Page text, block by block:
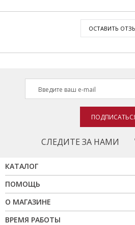
ОСТАВИТЬ
СЛЕДИТЕ ЗА НАМИ
КАТАЛОГ
ПОМОЩЬ
О МАГАЗИНЕ
ВРЕМЯ РАБОТЫ